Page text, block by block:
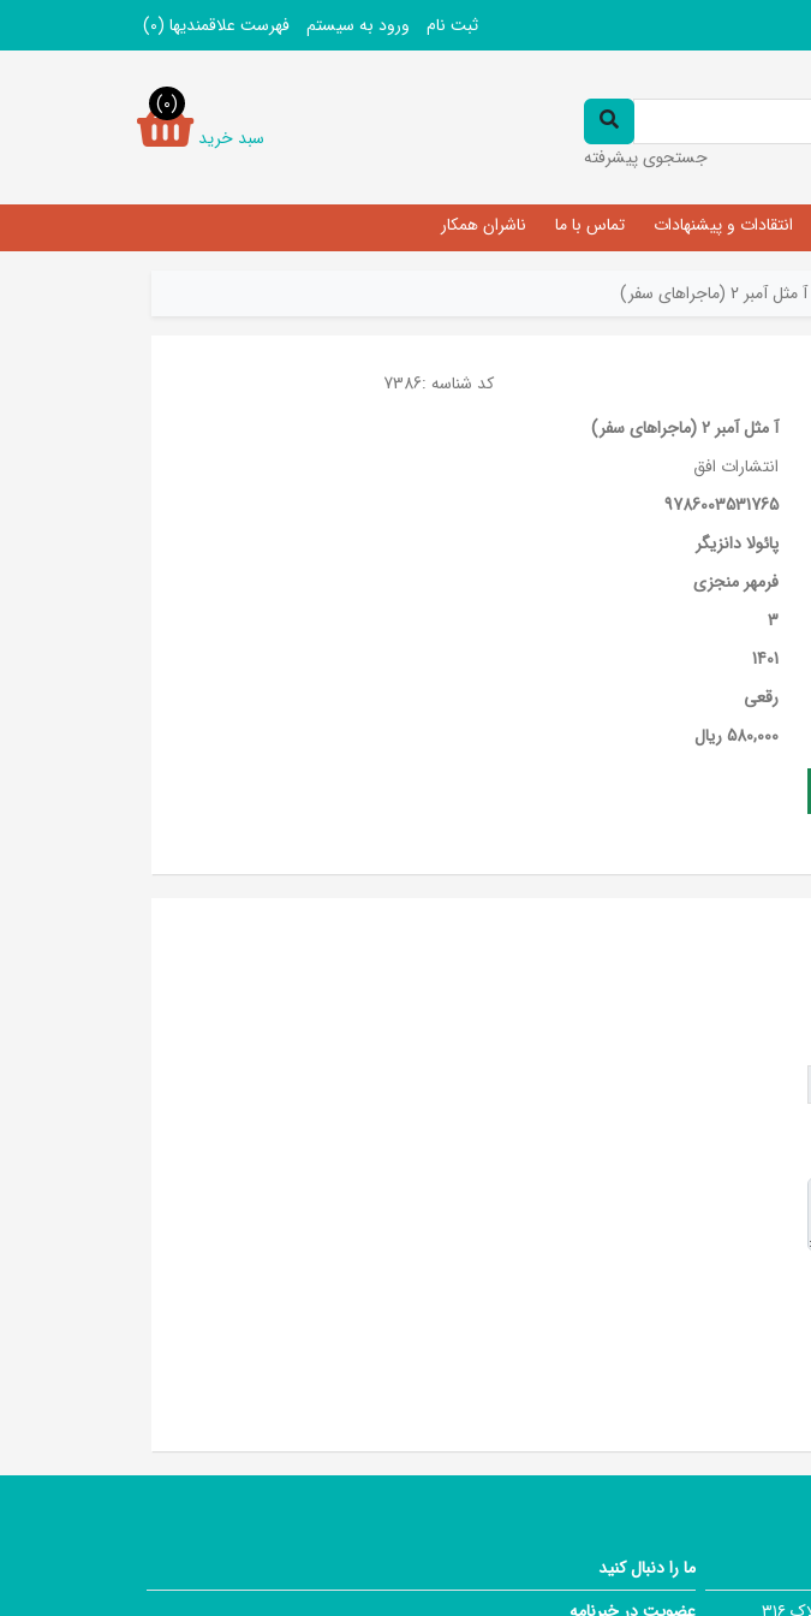
ثبت نام ورود به سیستم فهرست علاقمندیها (0)
جستجوی پیشرفته
سبد خرید
(0)
انتقادات و پیشنهادات تماس با ما ناشران همکار
آ مثل آمبر 2 (ماجراهای سفر)
کد شناسه :7386
آ مثل آمبر 2 (ماجراهای سفر)
انتشارات افق
9786003531765
پائولا دانزیگر
فرمهر منجزی
3
1401
رقعی
580,000 ریال
ما را دنبال کنید